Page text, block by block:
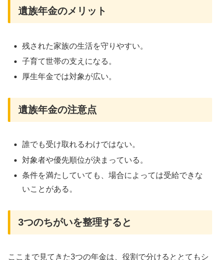
遺族年金のメリット
残された家族の生活を守りやすい。
子育て世帯の支えになる。
厚生年金では対象が広い。
遺族年金の注意点
誰でも受け取れるわけではない。
対象者や優先順位が決まっている。
条件を満たしていても、場合によっては受給できな
いことがある。
3つのちがいを整理すると
ここまで見てきた3つの年金は、役割で分けるととてもシ